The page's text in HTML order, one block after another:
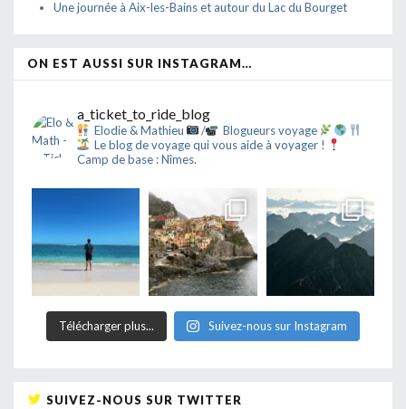
Une journée à Aix-les-Bains et autour du Lac du Bourget
ON EST AUSSI SUR INSTAGRAM…
a_ticket_to_ride_blog
Elodie & Mathieu /
Blogueurs voyage
Le blog de voyage qui vous aide à voyager !
Camp de base : Nîmes.
Télécharger plus... Suivez-nous sur Instagram
SUIVEZ-NOUS SUR TWITTER